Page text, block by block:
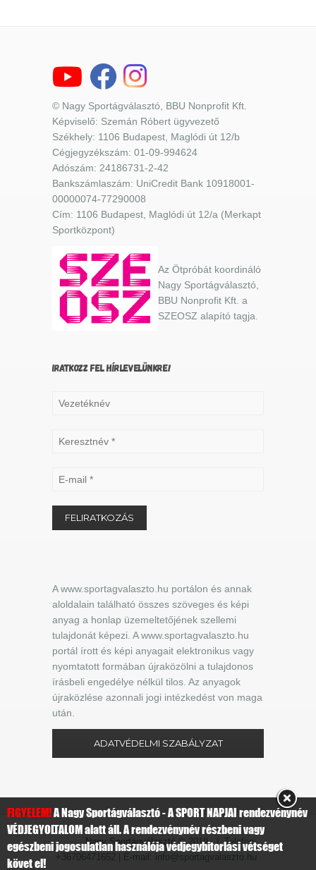
© Nagy Sportágválasztó, BBU Nonprofit Kft.
Képviselő: Szemán Róbert ügyvezető
Székhely: 1106 Budapest, Maglódi út 12/b
Cégjegyzékszám: 01-09-994624
Adószám: 24186731-2-42
Bankszámlaszám: UniCredit Bank 10918001-
00000074-77290008
Cím: 1106 Budapest, Maglódi út 12/a (Merkapt
Sportközpont)
Az Ötpróbát koordináló
Nagy Sportágválasztó,
BBU Nonprofit Kft. a
SZEOSZ alapító tagja.
IRATKOZZ FEL HÍRLEVELÜNKRE!
A www.sportagvalaszto.hu portálon és annak
aloldalain található összes szöveges és képi
anyag a honlap üzemeltetőjének szellemi
tulajdonát képezi. A www.sportagvalaszto.hu
portál írott és képi anyagait elektronikus vagy
nyomtatott formában újraközölni a tulajdonos
írásbeli engedélye nélkül tilos. Az anyagok
újraközlése azonnali jogi intézkedést von maga
után.
ADATVÉDELMI SZABÁLYZAT
Nagy Sportágválasztó© 2019 | Telefon:
+36706471652 | E-mail: info@sportagvalaszto.hu
FIGYELEM!A Nagy Sportágválasztó - A SPORT NAPJAI rendezvénynév
VÉDJEGYOLTALOM alatt áll. A rendezvénynév részbeni vagy
egészbeni jogosulatlan használója védjegybitorlási vétséget
követ el!